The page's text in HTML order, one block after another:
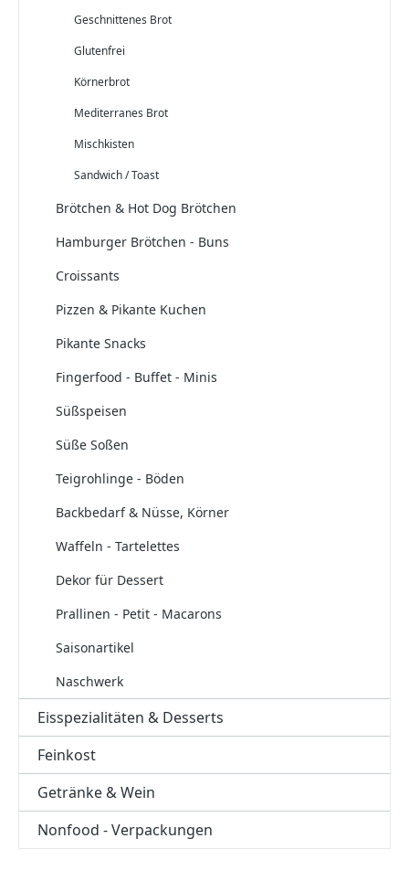
Geschnittenes Brot
Glutenfrei
Körnerbrot
Mediterranes Brot
Mischkisten
Sandwich / Toast
Brötchen & Hot Dog Brötchen
Hamburger Brötchen - Buns
Croissants
Pizzen & Pikante Kuchen
Pikante Snacks
Fingerfood - Buffet - Minis
Süßspeisen
Süße Soßen
Teigrohlinge - Böden
Backbedarf & Nüsse, Körner
Waffeln - Tartelettes
Dekor für Dessert
Prallinen - Petit - Macarons
Saisonartikel
Naschwerk
Eisspezialitäten & Desserts
Feinkost
Getränke & Wein
Nonfood - Verpackungen